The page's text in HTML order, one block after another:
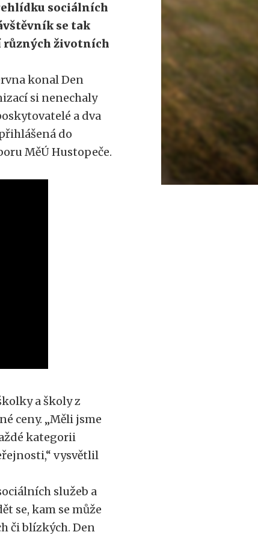
sociálních
se tak
různých životních
konal Den
si nenechaly
a dva
do
MěÚ Hustopeče.
a školy z
ceny. „Měli jsme
kategorii
vysvětlil
služeb a
se, kam se může
či blízkých. Den